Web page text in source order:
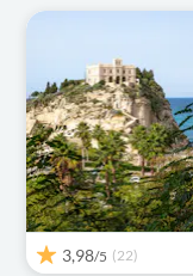
3,98/5 (22)